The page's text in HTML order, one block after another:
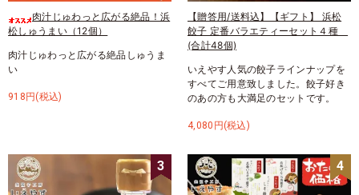
肉汁じゅわっと広がる絶品！浜
松しゅうまい（12個）
肉汁じゅわっと広がる絶品しゅうま
い
918円(税込)
【贈答用/送料込】【ギフト】 浜松
餃子 定番バラエティーセット４種
(合計48個)
いえやす人気の餃子ラインナップを
すべてご用意致しました。餃子好き
のあの方も大満足のセットです。
4,080円(税込)
3 4